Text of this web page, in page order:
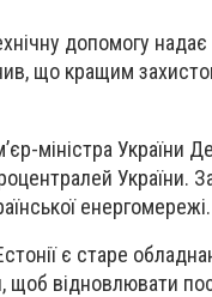
допомогу
що кращим
міністра України
України.
енергомережі.
є старе
щоб відновлювати